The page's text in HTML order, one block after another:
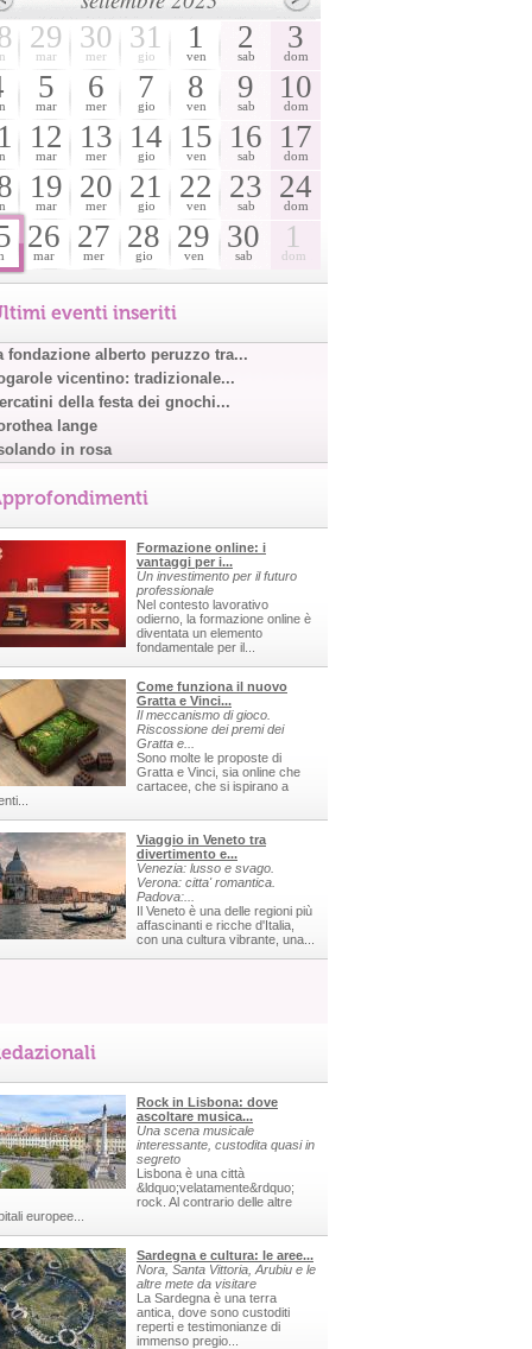
29
mar
30
mer
31
gio
1
ven
2
sab
3
dom
5
mar
6
mer
7
gio
8
ven
9
sab
10
dom
12
mar
13
mer
14
gio
15
ven
16
sab
17
dom
19
mar
20
mer
21
gio
22
ven
23
sab
24
dom
26
mar
27
mer
28
gio
29
ven
30
sab
1
dom
eventi inseriti
fondazione alberto peruzzo tra...
vicentino: tradizionale...
della festa dei gnochi...
lange
in rosa
Formazione online: i
vantaggi per i...
Un investimento per il futuro
professionale
Nel contesto lavorativo
odierno, la formazione online è
diventata un elemento
fondamentale per il...
Come funziona il nuovo
Gratta e Vinci...
Il meccanismo di gioco.
Riscossione dei premi dei
Gratta e...
Sono molte le proposte di
Gratta e Vinci, sia online che
cartacee, che si ispirano a
Viaggio in Veneto tra
divertimento e...
Venezia: lusso e svago.
Verona: citta' romantica.
Padova:...
Il Veneto è una delle regioni più
affascinanti e ricche d'Italia,
con una cultura vibrante, una...
Rock in Lisbona: dove
ascoltare musica...
Una scena musicale
interessante, custodita quasi in
segreto
Lisbona è una città
&ldquo;velatamente&rdquo;
rock. Al contrario delle altre
europee...
Sardegna e cultura: le aree...
Nora, Santa Vittoria, Arubiu e le
altre mete da visitare
La Sardegna è una terra
antica, dove sono custoditi
reperti e testimonianze di
immenso pregio...